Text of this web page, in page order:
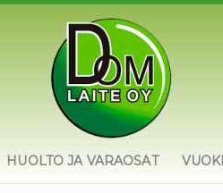
HUOLTO JA VARAOSAT